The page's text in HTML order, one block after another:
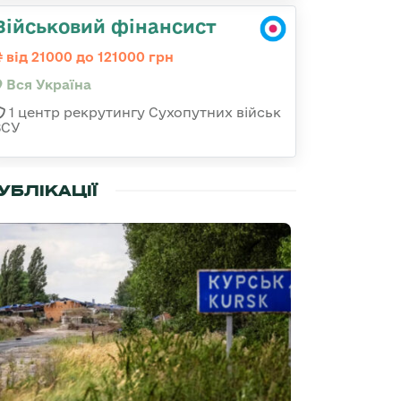
фінансист
від 21000 до 121000 грн
Вся Україна
1 центр рекрутингу Сухопутних військ